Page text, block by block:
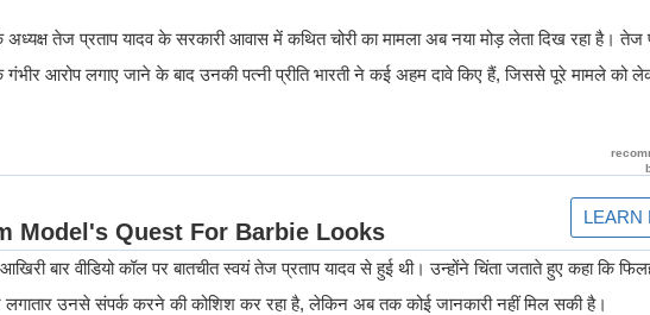
तेज प्रताप यादव के सरकारी आवास में कथित चोरी का मामला अब नया मोड़ लेता दिख रहा है। तेज
आरोप लगाए जाने के बाद उनकी पत्नी प्रीति भारती ने कई अहम दावे किए हैं, जिससे पूरे मामले को
आखिरी बार वीडियो कॉल पर बातचीत स्वयं तेज प्रताप यादव से हुई थी। उन्होंने चिंता जताते हुए कहा कि
लगातार उनसे संपर्क करने की कोशिश कर रहा है, लेकिन अब तक कोई जानकारी नहीं मिल सकी है।